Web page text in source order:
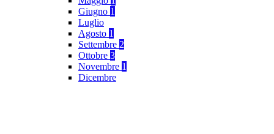
Giugno 1
Luglio
Agosto 1
Settembre 2
Ottobre 3
Novembre 1
Dicembre